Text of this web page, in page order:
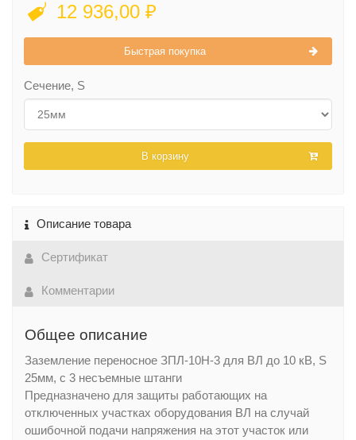
12 936,00 ₽
Быстрая покупка
Сечение, S
В корзину
Описание товара
Сертификат
Комментарии
Общее описание
Заземление переносное ЗПЛ-10Н-3 для ВЛ до 10 кВ, S
25мм, с 3 несъемные штанги
Предназначено для защиты работающих на
отключенных участках оборудования ВЛ на случай
ошибочной подачи напряжения на этот участок или